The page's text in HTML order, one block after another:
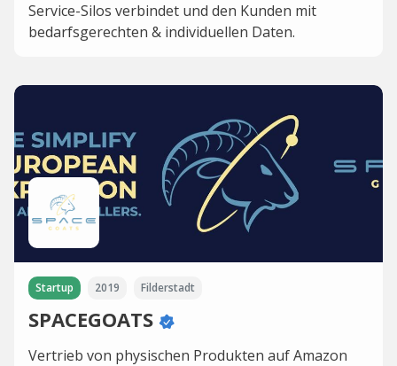
Service-Silos verbindet und den Kunden mit
bedarfsgerechten & individuellen Daten.
Startup 2019 Filderstadt
SPACEGOATS
Vertrieb von physischen Produkten auf Amazon